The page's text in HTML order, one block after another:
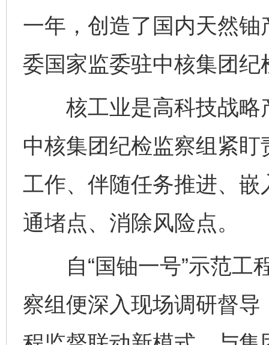
一年，创造了国内天然铀
委国家监委驻中核集团
核工业是高科技战略
中核集团纪检监察组紧
工作、伴随任务推进、
通堵点、消除风险点。
自“国铀一号”示范工
察组便深入现场调研督